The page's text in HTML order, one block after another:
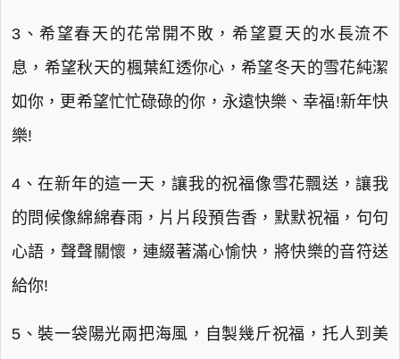
3、希望春天的花常開不敗，希望夏天的水長流不
息，希望秋天的楓葉紅透你心，希望冬天的雪花純潔
如你，更希望忙忙碌碌的你，永遠快樂、幸福!新年快
樂!
4、在新年的這一天，讓我的祝福像雪花飄送，讓我
的問候像綿綿春雨，片片段預告香，默默祝福，句句
心語，聲聲關懷，連綴著滿心愉快，將快樂的音符送
給你!
5、裝一袋陽光兩把海風，自製幾斤祝福，托人到美